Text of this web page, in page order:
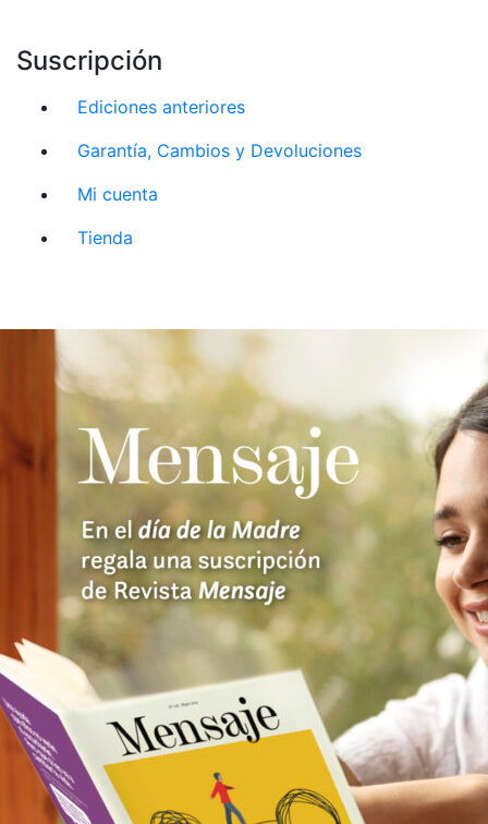
Suscripción
Ediciones anteriores
Garantía, Cambios y Devoluciones
Mi cuenta
Tienda